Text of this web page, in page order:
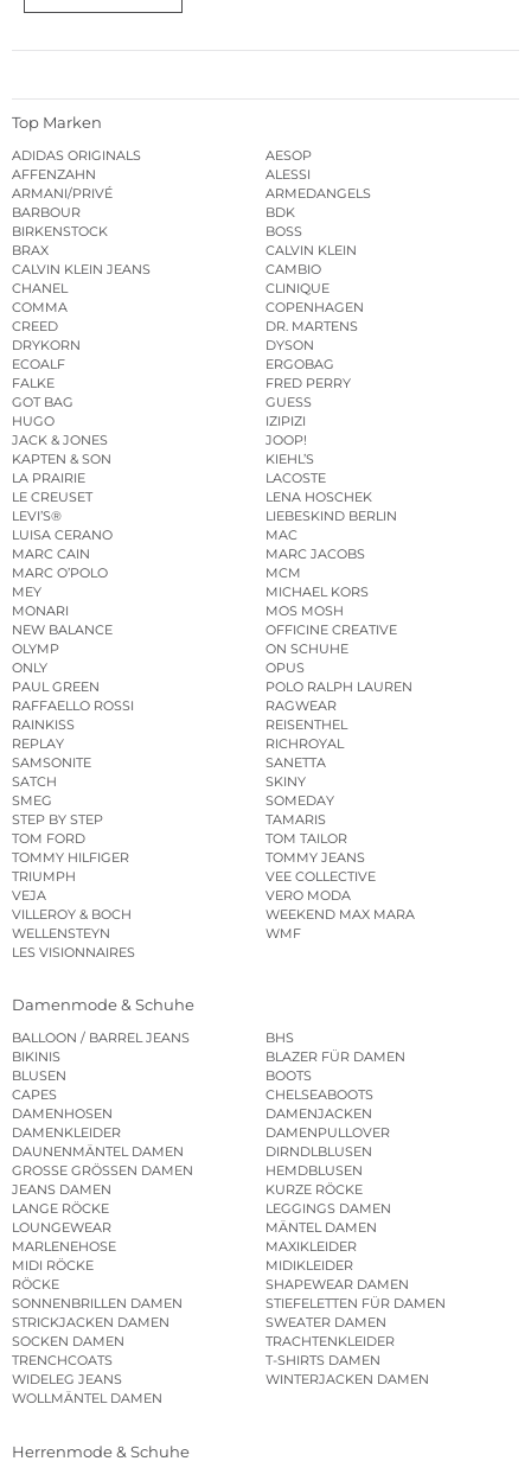
Top Marken
ADIDAS ORIGINALS
AESOP
AFFENZAHN
ALESSI
ARMANI/PRIVÉ
ARMEDANGELS
BARBOUR
BDK
BIRKENSTOCK
BOSS
BRAX
CALVIN KLEIN
CALVIN KLEIN JEANS
CAMBIO
CHANEL
CLINIQUE
COMMA
COPENHAGEN
CREED
DR. MARTENS
DRYKORN
DYSON
ECOALF
ERGOBAG
FALKE
FRED PERRY
GOT BAG
GUESS
HUGO
IZIPIZI
JACK & JONES
JOOP!
KAPTEN & SON
KIEHL’S
LA PRAIRIE
LACOSTE
LE CREUSET
LENA HOSCHEK
LEVI’S®
LIEBESKIND BERLIN
LUISA CERANO
MAC
MARC CAIN
MARC JACOBS
MARC O’POLO
MCM
MEY
MICHAEL KORS
MONARI
MOS MOSH
NEW BALANCE
OFFICINE CREATIVE
OLYMP
ON SCHUHE
ONLY
OPUS
PAUL GREEN
POLO RALPH LAUREN
RAFFAELLO ROSSI
RAGWEAR
RAINKISS
REISENTHEL
REPLAY
RICHROYAL
SAMSONITE
SANETTA
SATCH
SKINY
SMEG
SOMEDAY
STEP BY STEP
TAMARIS
TOM FORD
TOM TAILOR
TOMMY HILFIGER
TOMMY JEANS
TRIUMPH
VEE COLLECTIVE
VEJA
VERO MODA
VILLEROY & BOCH
WEEKEND MAX MARA
WELLENSTEYN
WMF
LES VISIONNAIRES
Damenmode & Schuhe
BALLOON / BARREL JEANS
BHS
BIKINIS
BLAZER FÜR DAMEN
BLUSEN
BOOTS
CAPES
CHELSEABOOTS
DAMENHOSEN
DAMENJACKEN
DAMENKLEIDER
DAMENPULLOVER
DAUNENMÄNTEL DAMEN
DIRNDLBLUSEN
GROSSE GRÖSSEN DAMEN
HEMDBLUSEN
JEANS DAMEN
KURZE RÖCKE
LANGE RÖCKE
LEGGINGS DAMEN
LOUNGEWEAR
MÄNTEL DAMEN
MARLENEHOSE
MAXIKLEIDER
MIDI RÖCKE
MIDIKLEIDER
RÖCKE
SHAPEWEAR DAMEN
SONNENBRILLEN DAMEN
STIEFELETTEN FÜR DAMEN
STRICKJACKEN DAMEN
SWEATER DAMEN
SOCKEN DAMEN
TRACHTENKLEIDER
TRENCHCOATS
T-SHIRTS DAMEN
WIDELEG JEANS
WINTERJACKEN DAMEN
WOLLMÄNTEL DAMEN
Herrenmode & Schuhe